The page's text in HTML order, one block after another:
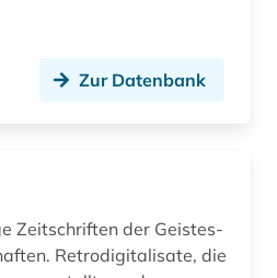
Zur Datenbank
Zeitschriften der Geistes-
Retrodigitalisate, die